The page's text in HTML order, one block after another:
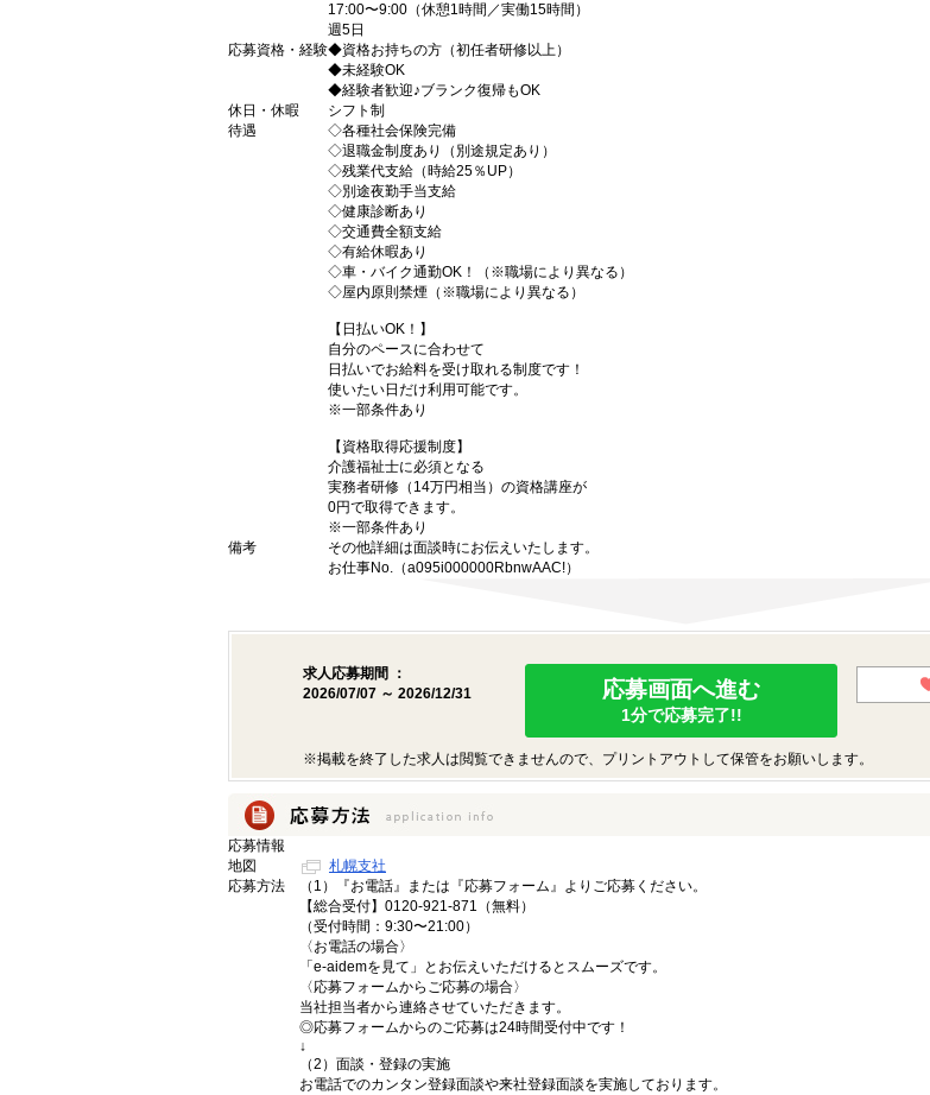
17:00〜9:00（休憩1時間／実働15時間）
週5日
応募資格・経験◆資格お持ちの方（初任者研修以上）
◆未経験OK
◆経験者歓迎♪ブランク復帰もOK
休日・休暇
シフト制
待遇
◇各種社会保険完備
◇退職金制度あり（別途規定あり）
◇残業代支給（時給25％UP）
◇別途夜勤手当支給
◇健康診断あり
◇交通費全額支給
◇有給休暇あり
◇車・バイク通勤OK！（※職場により異なる）
◇屋内原則禁煙（※職場により異なる）
【日払いOK！】
自分のペースに合わせて
日払いでお給料を受け取れる制度です！
使いたい日だけ利用可能です。
※一部条件あり
【資格取得応援制度】
介護福祉士に必須となる
実務者研修（14万円相当）の資格講座が
0円で取得できます。
※一部条件あり
備考
その他詳細は面談時にお伝えいたします。
お仕事No.（a095i000000RbnwAAC!）
求人応募期間 ：
2026/07/07 ～ 2026/12/31
応募画面へ進む
1分で応募完了!!
※掲載を終了した求人は閲覧できませんので、プリントアウトして保管をお願いします。
応募情報
地図
札幌支社
応募方法
（1）『お電話』または『応募フォーム』よりご応募ください。
【総合受付】0120-921-871（無料）
（受付時間：9:30〜21:00）
〈お電話の場合〉
「e-aidemを見て」とお伝えいただけるとスムーズです。
〈応募フォームからご応募の場合〉
当社担当者から連絡させていただきます。
◎応募フォームからのご応募は24時間受付中です！
↓
（2）面談・登録の実施
お電話でのカンタン登録面談や来社登録面談を実施しております。